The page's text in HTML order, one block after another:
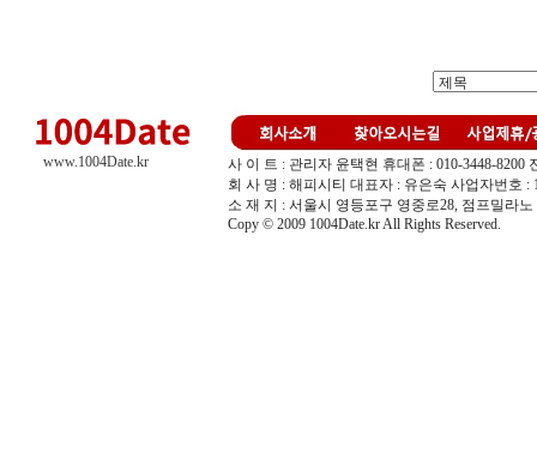
사 이 트 : 관리자 윤택현 휴대폰 : 010-3448-8200
회 사 명 : 해피시티 대표자 : 유은숙 사업자번호 :
소 재 지 : 서울시 영등포구 영중로28, 점프밀라노
Copy © 2009 1004Date.kr All Rights Reserved.
www.1004Date.kr